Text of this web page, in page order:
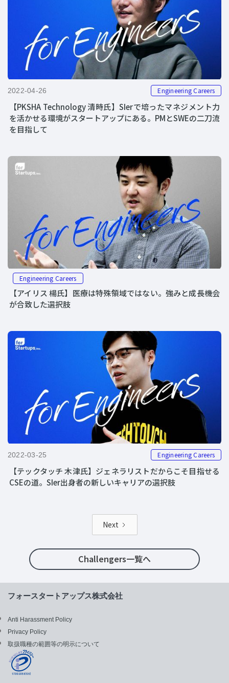
2022-04-26 Engineering Careers
【PKSHA Technology 清時氏】SIerで培ったマネジメント力
を活かせる環境がスタートアップにある。PMとSWEの二刀流
を目指して
Engineering Careers
【アイリス 楊氏】医療は特殊領域ではない。強みと成長機会
が合致した選択肢
2022-03-25 Engineering Careers
【テックタッチ 木津氏】ジェネラリストだからこそ目指せる
CSEの道。SIer出身者の新しいキャリアの選択肢
Next
Challengers一覧へ
フォースタートアップス株式会社
Anti Harassment Policy
Privacy Policy
取扱職種の範囲等の明示について